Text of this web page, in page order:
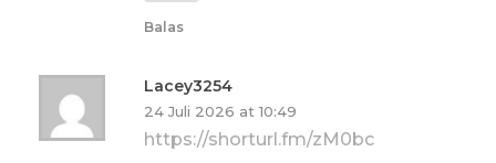
Balas
Lacey3254
24 Juli 2026 at 10:49
https://shorturl.fm/zM0bc